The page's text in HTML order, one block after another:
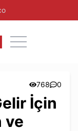
768 0
İçin
ve